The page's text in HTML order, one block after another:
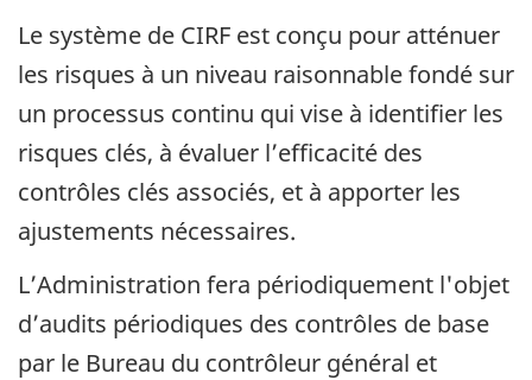
Le système de CIRF est conçu pour atténuer
les risques à un niveau raisonnable fondé sur
un processus continu qui vise à identifier les
risques clés, à évaluer l’efficacité des
contrôles clés associés, et à apporter les
ajustements nécessaires.
L’Administration fera périodiquement l'objet
d’audits périodiques des contrôles de base
par le Bureau du contrôleur général et